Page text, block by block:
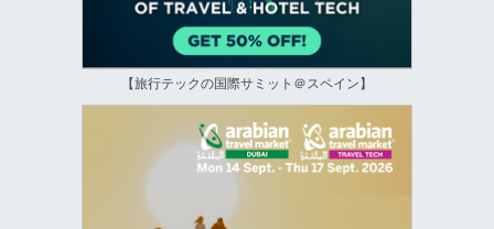
【旅行テックの国際サミット＠スペイン】